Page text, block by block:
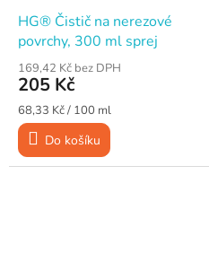
HG® Čistič na nerezové
povrchy, 300 ml sprej
169,42 Kč bez DPH
205 Kč
Měrná
cena:
68,33 Kč / 100 ml
Do košíku